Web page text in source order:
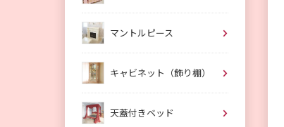
マントルピース
キャビネット（飾り棚）
天蓋付きベッド